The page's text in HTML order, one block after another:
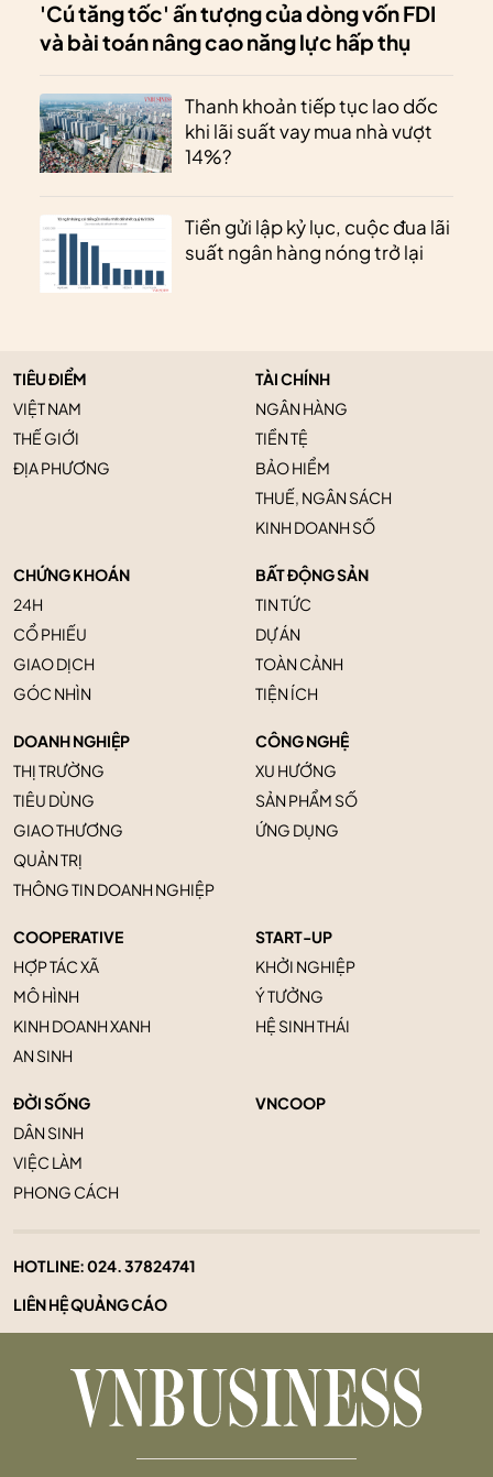
'Cú tăng tốc' ấn tượng của dòng vốn FDI
và bài toán nâng cao năng lực hấp thụ
Thanh khoản tiếp tục lao dốc
khi lãi suất vay mua nhà vượt
14%?
Tiền gửi lập kỷ lục, cuộc đua lãi
suất ngân hàng nóng trở lại
TIÊU ĐIỂM
VIỆT NAM
THẾ GIỚI
ĐỊA PHƯƠNG
TÀI CHÍNH
NGÂN HÀNG
TIỀN TỆ
BẢO HIỂM
THUẾ, NGÂN SÁCH
KINH DOANH SỐ
CHỨNG KHOÁN
24H
CỔ PHIẾU
GIAO DỊCH
GÓC NHÌN
BẤT ĐỘNG SẢN
TIN TỨC
DỰ ÁN
TOÀN CẢNH
TIỆN ÍCH
DOANH NGHIỆP
THỊ TRƯỜNG
TIÊU DÙNG
GIAO THƯƠNG
QUẢN TRỊ
THÔNG TIN DOANH NGHIỆP
CÔNG NGHỆ
XU HƯỚNG
SẢN PHẨM SỐ
ỨNG DỤNG
COOPERATIVE
HỢP TÁC XÃ
MÔ HÌNH
KINH DOANH XANH
AN SINH
START-UP
KHỞI NGHIỆP
Ý TƯỞNG
HỆ SINH THÁI
ĐỜI SỐNG
DÂN SINH
VIỆC LÀM
PHONG CÁCH
VNCOOP
HOTLINE:024. 37824741
LIÊN HỆ QUẢNG CÁO